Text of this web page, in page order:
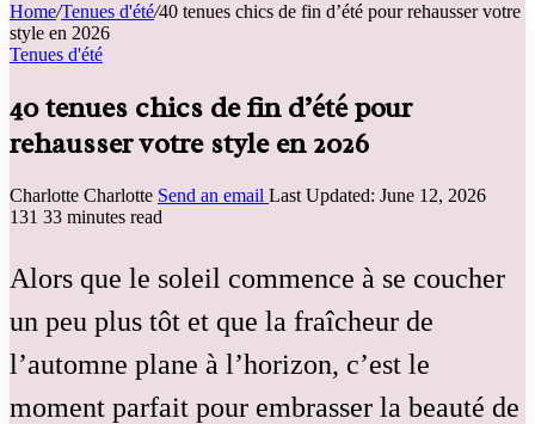
Home/Tenues d'été/40 tenues chics de fin d’été pour rehausser votre
style en 2026
Tenues d'été
40 tenues chics de fin d’été pour
rehausser votre style en 2026
Charlotte Charlotte Send an email Last Updated: June 12, 2026
131 33 minutes read
Alors que le soleil commence à se coucher
un peu plus tôt et que la fraîcheur de
l’automne plane à l’horizon, c’est le
moment parfait pour embrasser la beauté de